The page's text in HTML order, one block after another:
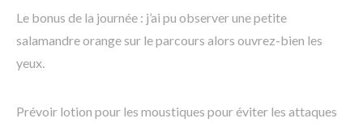
Le bonus de la journée : j’ai pu observer une petite
salamandre orange sur le parcours alors ouvrez-bien les
yeux.
Prévoir lotion pour les moustiques pour éviter les attaques